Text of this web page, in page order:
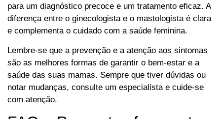
para um diagnóstico precoce e um tratamento eficaz. A
diferença entre o ginecologista e o mastologista é clara
e complementa o cuidado com a saúde feminina.
Lembre-se que a prevenção e a atenção aos sintomas
são as melhores formas de garantir o bem-estar e a
saúde das suas mamas. Sempre que tiver dúvidas ou
notar mudanças, consulte um especialista e cuide-se
com atenção.